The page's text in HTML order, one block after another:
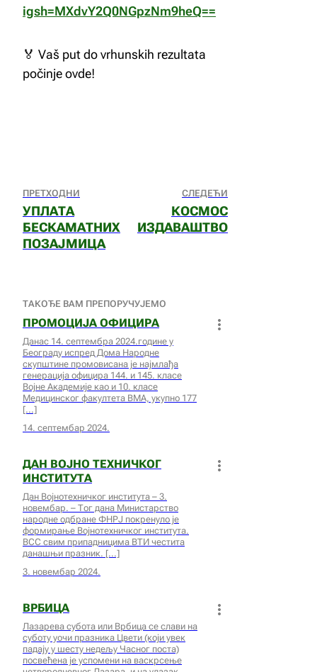
igsh=MXdvY2Q0NGpzNm9heQ==
🏅 Vaš put do vrhunskih rezultata
počinje ovde!
ПРЕТХОДНИ
УПЛАТА
БЕСКАМАТНИХ
ПОЗАЈМИЦА
СЛЕДЕЋИ
КОСМОС
ИЗДАВАШТВО
ТАКОЂЕ ВАМ ПРЕПОРУЧУЈЕМО
ПРОМОЦИЈА ОФИЦИРА
Данас 14. септембра 2024.године у
Београду испред Дома Народне
скупштине промовисана је најмлађа
генерација официра 144. и 145. класе
Војне Академије као и 10. класе
Медицинског факултета ВМА, укупно 177
14. септембар 2024.
ДАН ВОЈНО ТЕХНИЧКОГ
ИНСТИТУТА
Дан Војнотехничког института – 3.
новембар. – Тог дана Министарство
народне одбране ФНРЈ покренуло је
формирање Војнотехничког института.
ВСС свим припадницима ВТИ честита
данашњи празник.
3. новембар 2024.
ВРБИЦА
Лазарева субота или Врбица се слави на
суботу уочи празника Цвети (који увек
падају у шесту недељу Часног поста)
посвећена је успомени на васкрсење